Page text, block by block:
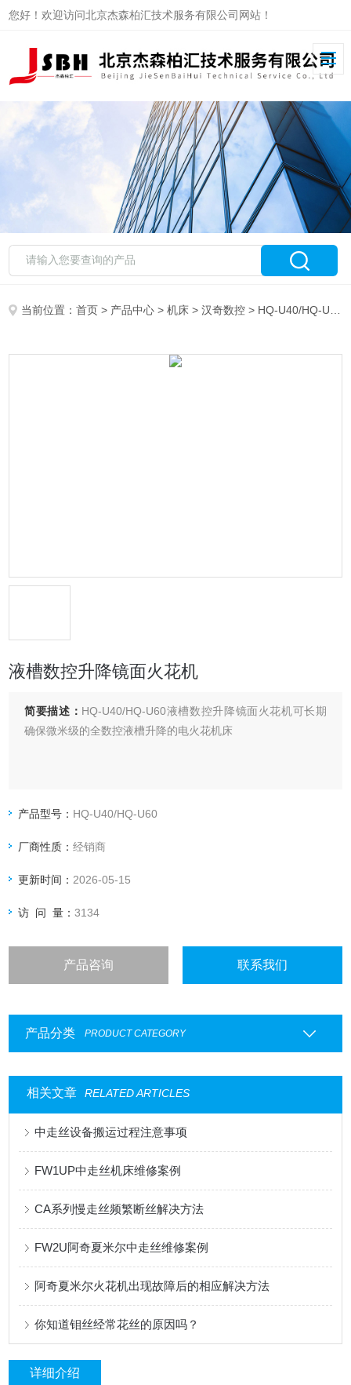
您好！欢迎访问北京杰森柏汇技术服务有限公司网站！
当前位置：首页 > 产品中心 >机床 >汉奇数控 > HQ-U40/HQ-U60液槽数控升降镜面火花机
液槽数控升降镜面火花机
简要描述： HQ-U40/HQ-U60液槽数控升降镜面火花机可长期
确保微米级的全数控液槽升降的电火花机床
产品型号： HQ-U40/HQ-U60
厂商性质：经销商
更新时间： 2026-05-15
访 问 量：3134
产品咨询 联系我们
产品分类 PRODUCT CATEGORY
相关文章 RELATED ARTICLES
中走丝设备搬运过程注意事项
FW1UP中走丝机床维修案例
CA系列慢走丝频繁断丝解决方法
FW2U阿奇夏米尔中走丝维修案例
阿奇夏米尔火花机出现故障后的相应解决方法
你知道钼丝经常花丝的原因吗？
详细介绍